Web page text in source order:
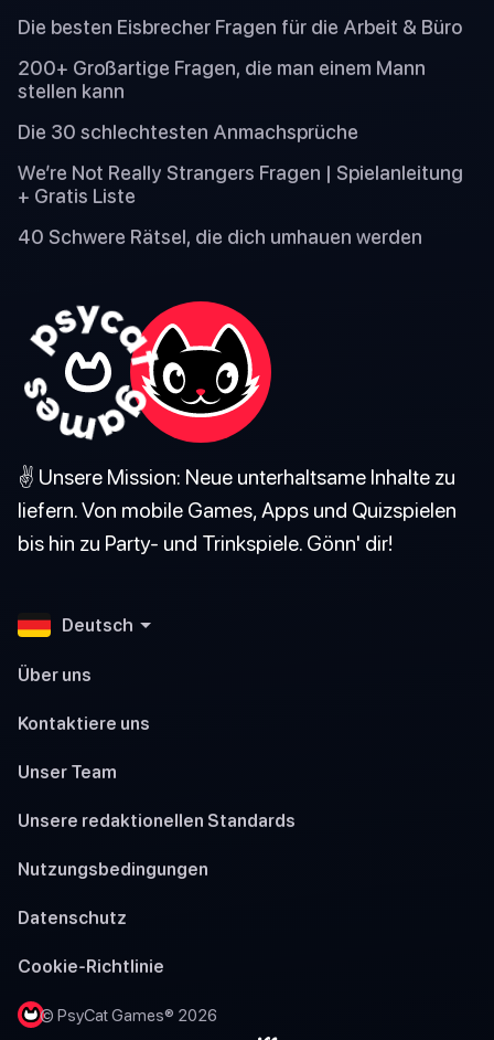
Die besten Eisbrecher Fragen für die Arbeit & Büro
200+ Großartige Fragen, die man einem Mann
stellen kann
Die 30 schlechtesten Anmachsprüche
We’re Not Really Strangers Fragen | Spielanleitung
+ Gratis Liste
40 Schwere Rätsel, die dich umhauen werden
✌️ Unsere Mission: Neue unterhaltsame Inhalte zu
liefern. Von mobile Games, Apps und Quizspielen
bis hin zu Party- und Trinkspiele. Gönn' dir!
Deutsch
Über uns
Kontaktiere uns
Unser Team
Unsere redaktionellen Standards
Nutzungsbedingungen
Datenschutz
Cookie-Richtlinie
© PsyCat Games® 2026